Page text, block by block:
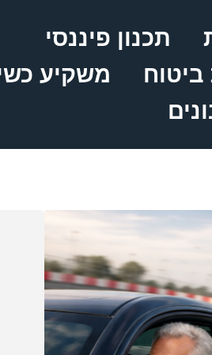
תכנון פיננסי
ביטוח
משקיע